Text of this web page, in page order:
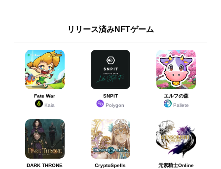
リリース済みNFTゲーム
Fate War
Kaia
SNPIT
Polygon
エルフの森
Pallete
DARK THRONE
CryptoSpells
元素騎士Online